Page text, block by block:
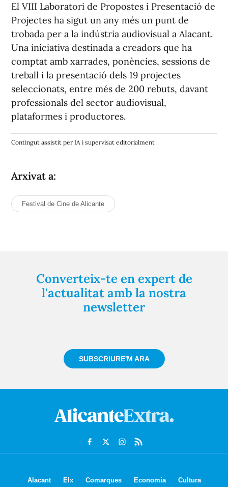
El VIII Laboratori de Propostes i Presentació de
Projectes ha sigut un any més un punt de
trobada per a la indústria audiovisual a Alacant.
Una iniciativa destinada a creadors que ha
comptat amb xarrades, ponències, sessions de
treball i la presentació dels 19 projectes
seleccionats, entre més de 200 rebuts, davant
professionals del sector audiovisual,
plataformes i productores.
Contingut assistit per IA i supervisat editorialment
Arxivat a:
Festival de Cine de Alicante
Converteix-te en expert de
l'actualitat amb la nostra
newsletter
SUBSCRIURE'M ARA
Alacant Elx Comarques Economia
Cultura